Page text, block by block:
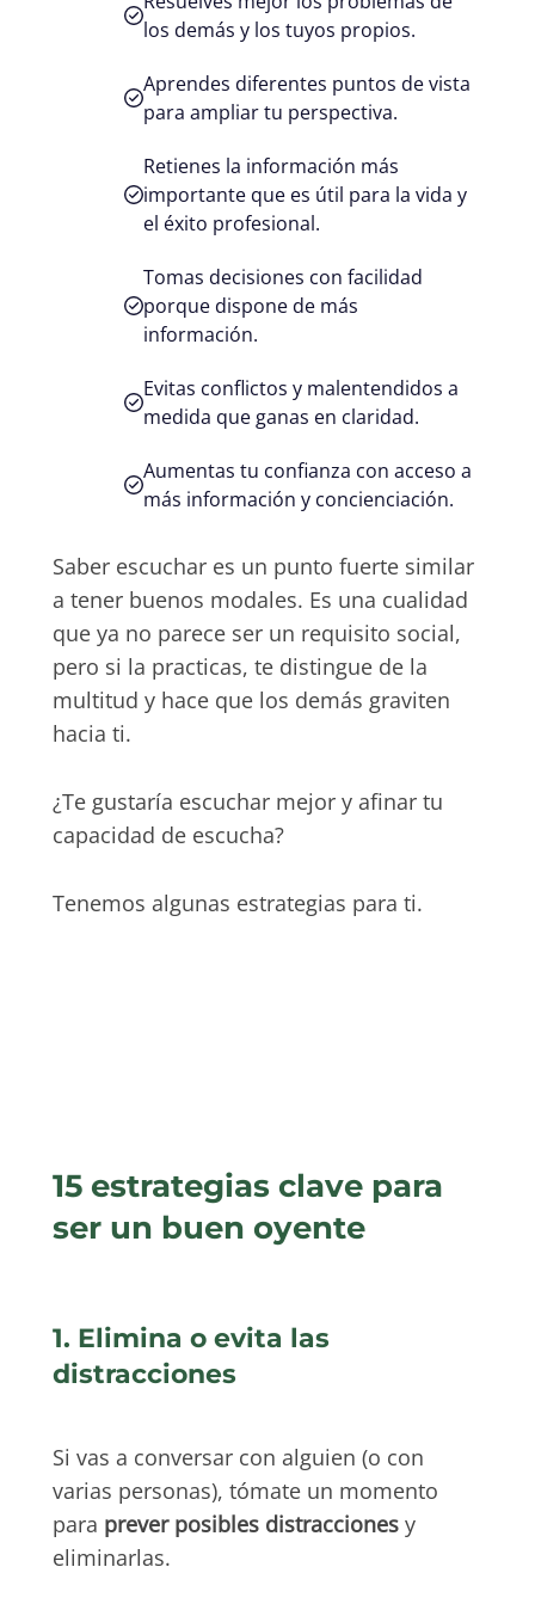
los demás y los tuyos propios.
Aprendes diferentes puntos de vista
para ampliar tu perspectiva.
Retienes la información más
importante que es útil para la vida y
el éxito profesional.
Tomas decisiones con facilidad
porque dispone de más
información.
Evitas conflictos y malentendidos a
medida que ganas en claridad.
Aumentas tu confianza con acceso a
más información y concienciación.
Saber escuchar es un punto fuerte similar
a tener buenos modales. Es una cualidad
que ya no parece ser un requisito social,
pero si la practicas, te distingue de la
multitud y hace que los demás graviten
hacia ti.
¿Te gustaría escuchar mejor y afinar tu
capacidad de escucha?
Tenemos algunas estrategias para ti.
15 estrategias clave para
ser un buen oyente
1. Elimina o evita las
distracciones
Si vas a conversar con alguien (o con
varias personas), tómate un momento
para prever posibles distraccionesy
eliminarlas.